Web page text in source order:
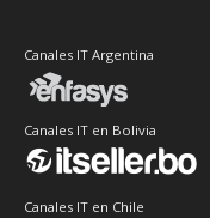
Canales IT Argentina
Canales IT en Bolivia
Canales IT en Chile